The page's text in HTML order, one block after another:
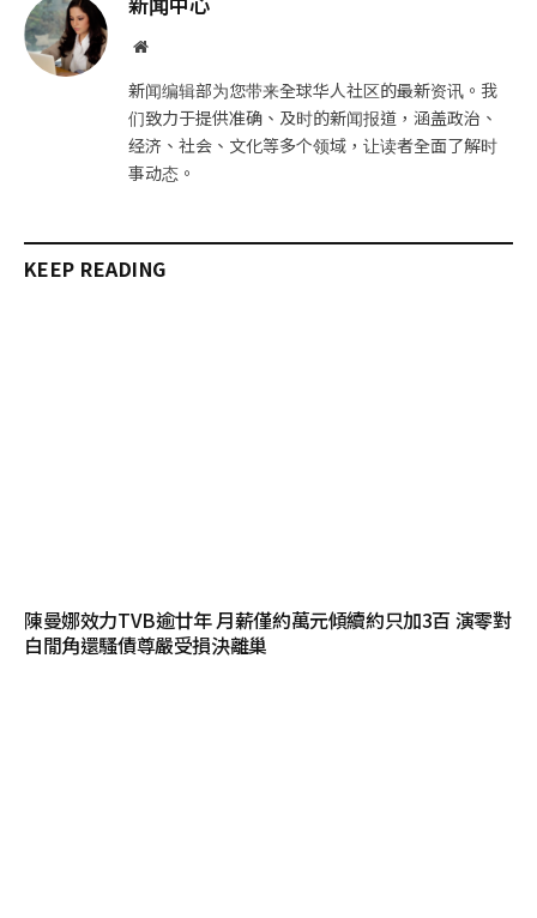
网
新闻编辑部为您带来全球华人社区的最新资讯。我
们致力于提供准确、及时的新闻报道，涵盖政治、
经济、社会、文化等多个领域，让读者全面了解时
事动态。
KEEP READING
陳曼娜效力TVB逾廿年 月薪僅約萬元傾續約只加3百 演零對
白閒角還騷債尊嚴受損決離巢